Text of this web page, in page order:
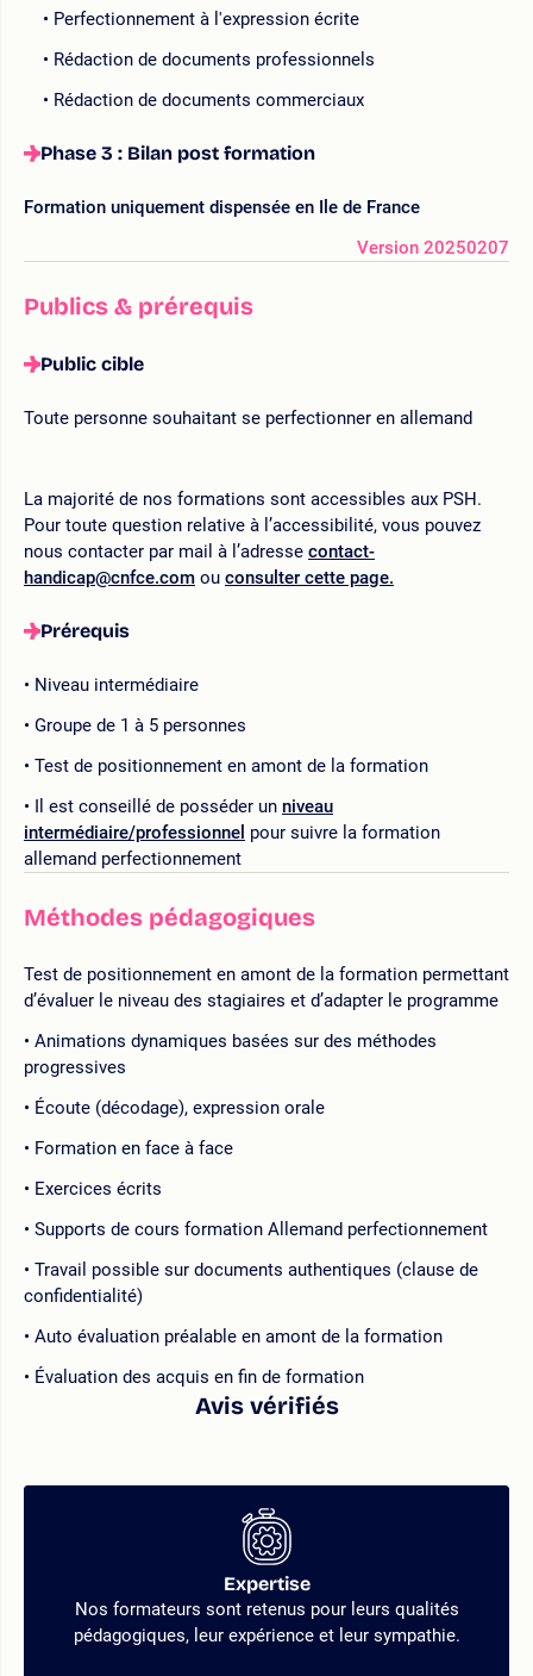
Perfectionnement à l'expression écrite
Rédaction de documents professionnels
Rédaction de documents commerciaux
Phase 3 : Bilan post formation
Formation uniquement dispensée en Ile de France
Version 20250207
Publics & prérequis
Public cible
Toute personne souhaitant se perfectionner en allemand
La majorité de nos formations sont accessibles aux PSH.
Pour toute question relative à l’accessibilité, vous pouvez
nous contacter par mail à l’adresse contact-
handicap@cnfce.com ou consulter cette page.
Prérequis
Niveau intermédiaire
Groupe de 1 à 5 personnes
Test de positionnement en amont de la formation
Il est conseillé de posséder un niveau
intermédiaire/professionnel pour suivre la formation
allemand perfectionnement
Méthodes pédagogiques
Test de positionnement en amont de la formation permettant
d’évaluer le niveau des stagiaires et d’adapter le programme
Animations dynamiques basées sur des méthodes
progressives
Écoute (décodage), expression orale
Formation en face à face
Exercices écrits
Supports de cours formation Allemand perfectionnement
Travail possible sur documents authentiques (clause de
confidentialité)
Auto évaluation préalable en amont de la formation
Évaluation des acquis en fin de formation
Avis vérifiés
Expertise
Nos formateurs sont retenus pour leurs qualités
pédagogiques, leur expérience et leur sympathie.